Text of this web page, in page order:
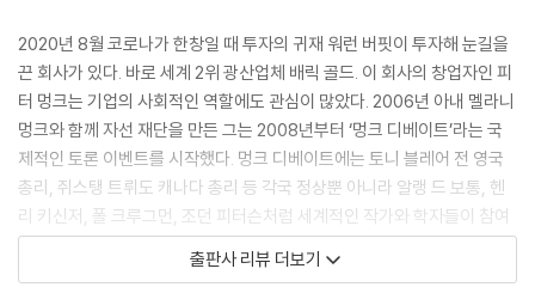
이 관료 조직은 기능이 뛰어난가? 잘하는 나라를 살펴보면, 어쨌든, 대부
분은 독재 국가가 아닙니다. 한국은 정말 잘하고 있습니다, 거의 최고예
요.”
--- p.56~57
“대부분의 경제학자들이 완전히 비현실적이라고 여겼던 두 가지 이론이
있습니다. 이 이론들은 실은 충분히 연구되지도 못했습니다. 그중 하나가
‘보편적 기본소득universal basic income’입니다... 다른 하나는 ‘현대
통화 이론modern monetary theory’입니다. 인플레이션 발생 외에는
2020년 8월 코로나가 한창일 때 투자의 귀재 워런 버핏이 투자해 눈길을
끈 회사가 있다. 바로 세계 2위 광산업체 배릭 골드. 이 회사의 창업자인 피
터 멍크는 기업의 사회적인 역할에도 관심이 많았다. 2006년 아내 멜라니
멍크와 함께 자선 재단을 만든 그는 2008년부터 ‘멍크 디베이트’라는 국
제적인 토론 이벤트를 시작했다. 멍크 디베이트에는 토니 블레어 전 영국
총리, 쥐스탱 트뤼도 캐나다 총리 등 각국 정상뿐 아니라 알랭 드 보통, 헨
리 키신저, 폴 크루그먼, 조던 피터슨처럼 세계적인 작가와 학자들이 참여
했다. 매년 봄과 가을 수천 명의 유료 관객을 끌어모을 정도로 관심이 뜨거
웠던 ‘멍크 디베이트’도 코로나 상황에서 비대면 일대일 대담으로 진행 방
출판사 리뷰 더보기